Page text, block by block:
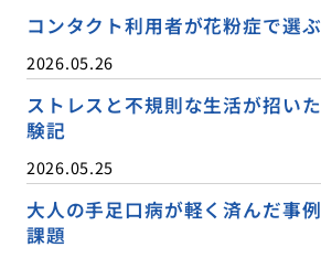
コンタクト利用者が花粉症で選
2026.05.26
ストレスと不規則な生活が招い
験記
2026.05.25
大人の手足口病が軽く済んだ事
課題